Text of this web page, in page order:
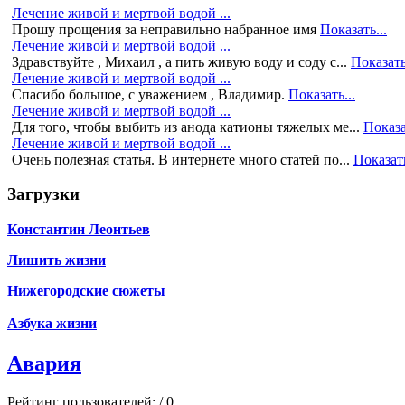
Лечение живой и мертвой водой ...
Прошу прощения за неправильно набранное имя Показать...
Лечение живой и мертвой водой ...
Здравствуйте , Михаил , а пить живую воду и соду с...
Лечение живой и мертвой водой ...
Спасибо большое, с уважением , Владимир. Показать...
Лечение живой и мертвой водой ...
Для того, чтобы выбить из анода катионы тяжелых ме...
Лечение живой и мертвой водой ...
Очень полезная статья. В интернете много статей по...
Загрузки
Константин Леонтьев
Лишить жизни
Нижегородские сюжеты
Азбука жизни
Авария
Рейтинг пользователей: / 0